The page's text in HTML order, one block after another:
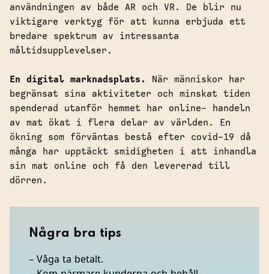
användningen av både AR och VR. De blir nu
viktigare verktyg för att kunna erbjuda ett
bredare spektrum av intressanta
måltidsupplevelser.
En digital marknadsplats.
När människor har
begränsat sina aktiviteter och minskat tiden
spenderad utanför hemmet har online- handeln
av mat ökat i flera delar av världen. En
ökning som förväntas bestå efter covid-19 då
många har upptäckt smidigheten i att inhandla
sin mat online och få den levererad till
dörren.
Några bra tips
– Våga ta betalt.